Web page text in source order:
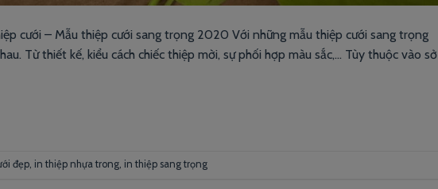
cưới – Mẫu thiệp cưới sang trọng 2020 Với những mẫu thiệp cưới sang trọng
Từ thiết kế, kiểu cách chiếc thiệp mời, sự phối hợp màu sắc,… Tùy thuộc vào sở
đẹp, in thiệp nhựa trong, in thiệp sang trọng